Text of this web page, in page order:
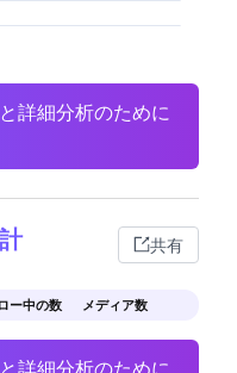
詳細分析のために
共有
ー中の数 メディア数
詳細分析のために